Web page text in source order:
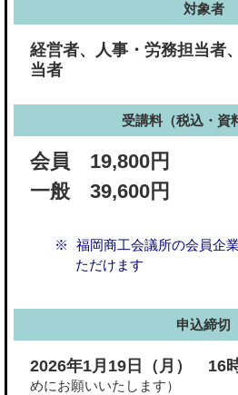
対象者
経営者、人事・労務担当者
当者
受講料（税込・資
会員 19,800円
一般 39,600円
福岡商工会議所の会員企
ただけます
申込締切
2026年1月19日（月） 16
めにお願いいたします）